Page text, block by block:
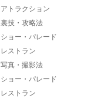
アトラクション
裏技・攻略法
ショー・パレード
レストラン
写真・撮影法
ショー・パレード
レストラン